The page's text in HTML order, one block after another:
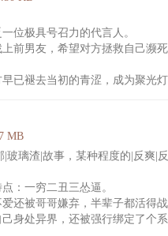
圆 离婚
位极具号召力的代言人。
前男友，希望对方拯救自己濒
已褪去当初的青涩，成为聚光
对方提出一个无理的要求——“
就跪。
地叫了两声——“汪汪”。
之珩问心有愧。
好兄弟的恋情被人插足，于是假
MB
璃渣|故事，某种程度的|反爽|
：一穷二丑三怂逼。
还被哥哥嫌弃，半辈子都活得战
身处异界，还被强行绑定了个系